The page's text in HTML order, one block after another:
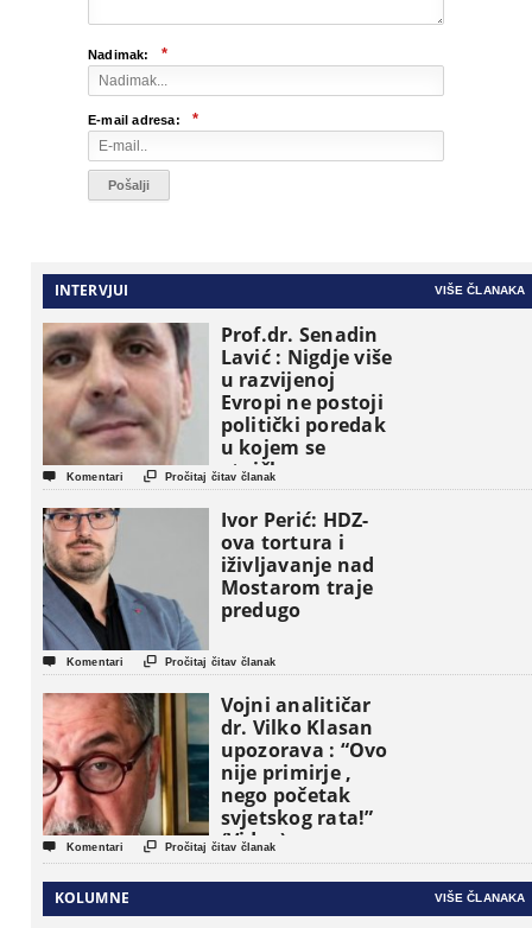
Nadimak: *
E-mail adresa: *
INTERVJUI VIŠE ČLANAKA
Prof.dr. Senadin
Lavić : Nigdje više
u razvijenoj
Evropi ne postoji
politički poredak
u kojem se
etničke grupe
pojavljuju kao
osnovne
političke jedinice
 Komentari  Pročitaj čitav članak
Ivor Perić: HDZ-
ova tortura i
iživljavanje nad
Mostarom traje
predugo
 Komentari  Pročitaj čitav članak
Vojni analitičar
dr. Vilko Klasan
upozorava : “Ovo
nije primirje ,
nego početak
svjetskog rata!”
(Video)
 Komentari  Pročitaj čitav članak
KOLUMNE VIŠE ČLANAKA